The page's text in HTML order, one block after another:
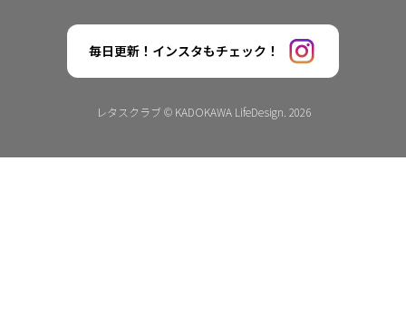
毎日更新！インスタもチェック！
レタスクラブ © KADOKAWA LifeDesign. 2026